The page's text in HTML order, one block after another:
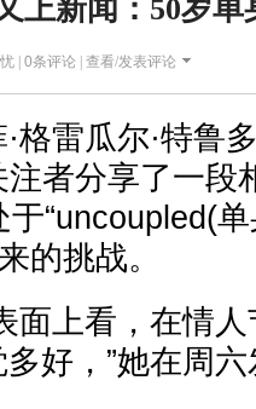
上新闻：50岁单
| 0条评论 | 查看/发表评论
格雷瓜尔·特鲁
者分享了一段
“uncoupled(
的挑战。
面上看，在情
好，”她在周